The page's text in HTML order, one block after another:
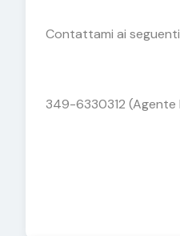
Contattami ai
349-6330312 (Agente